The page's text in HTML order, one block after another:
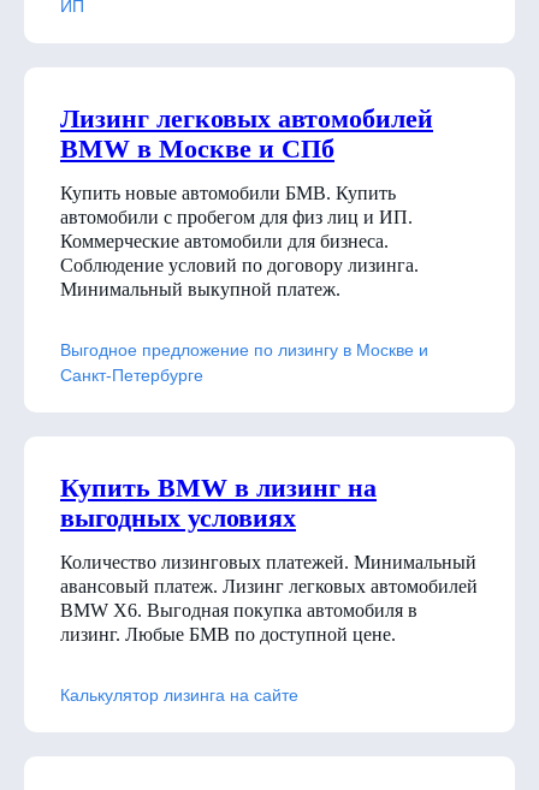
ИП
Лизинг легковых автомобилей
BMW в Москве и СПб
Купить новые автомобили БМВ. Купить
автомобили с пробегом для физ лиц и ИП.
Коммерческие автомобили для бизнеса.
Соблюдение условий по договору лизинга.
Минимальный выкупной платеж.
Выгодное предложение по лизингу в Москве и
Санкт-Петербурге
Купить BMW в лизинг на
выгодных условиях
Количество лизинговых платежей. Минимальный
авансовый платеж. Лизинг легковых автомобилей
BMW X6. Выгодная покупка автомобиля в
лизинг. Любые БМВ по доступной цене.
Калькулятор лизинга на сайте